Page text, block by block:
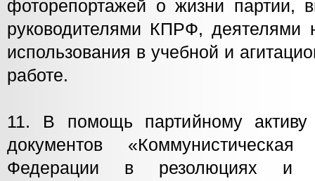
фоторепортажей о жизни партии,
руководителями КПРФ, деятелями
использования в учебной и
работе.
11. В помощь партийному активу
документов
Федерации в резолюциях и